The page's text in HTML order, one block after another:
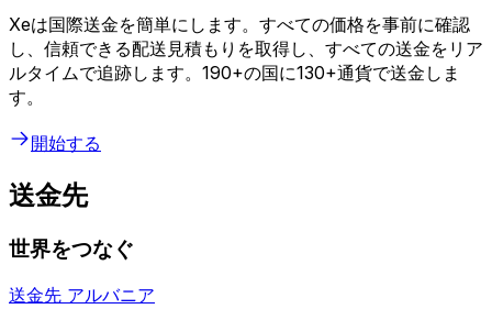
Xeは国際送金を簡単にします。すべての価格を事前に確認
し、信頼できる配送見積もりを取得し、すべての送金をリア
ルタイムで追跡します。190+の国に130+通貨で送金しま
す。
開始する
送金先
世界をつなぐ
送金先 アルバニア